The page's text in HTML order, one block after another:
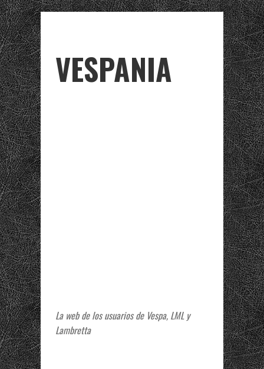
VESPANIA
La web de los usuarios de Vespa, LML y
Lambretta